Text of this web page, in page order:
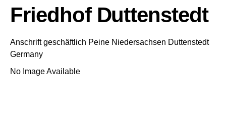
Friedhof Duttenstedt
Anschrift geschäftlich Peine Niedersachsen Duttenstedt
Germany
No Image Available